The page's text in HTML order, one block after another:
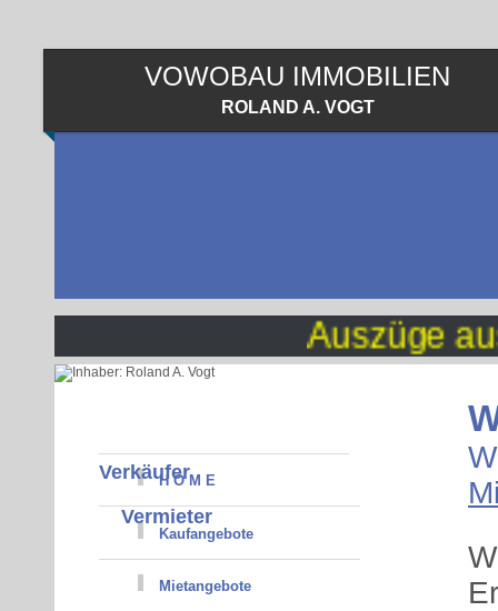
VOWOBAU IMMOBILIEN
ROLAND A. VOGT
Auszüge aus
H O M E
Kaufangebote
Mietangebote
Verkäufer
Vermieter